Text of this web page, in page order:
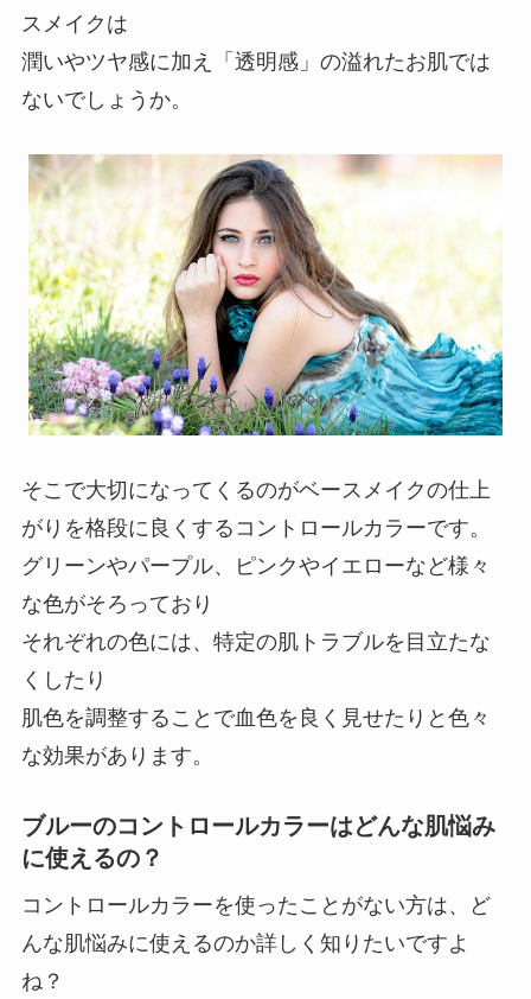
スメイクは
潤いやツヤ感に加え「透明感」の溢れたお肌では
ないでしょうか。
そこで大切になってくるのがベースメイクの仕上
がりを格段に良くするコントロールカラーです。
グリーンやパープル、ピンクやイエローなど様々
な色がそろっており
それぞれの色には、特定の肌トラブルを目立たな
くしたり
肌色を調整することで血色を良く見せたりと色々
な効果があります。
ブルーのコントロールカラーはどんな肌悩み
に使えるの？
コントロールカラーを使ったことがない方は、ど
んな肌悩みに使えるのか詳しく知りたいですよ
ね？